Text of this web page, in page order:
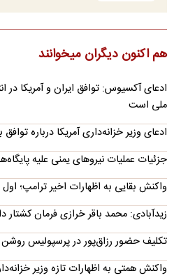
هم اکنون دیگران میخوانند
ادعای آکسیوس: توافق ایران و آمریکا در
ملی است
ادعای وزیر خزانه‌داری آمریکا درباره توافق
جزئیات عملیات نیروهای یمنی علیه
واکنش بقایی به اظهارات اخیر ترامپ؛
زیدآبادی: محمد باقر خرازی فرمان
تکلیف حضور رزاق‌پور در پرسپولیس
واکنش همتی به اظهارات تازه وزیر